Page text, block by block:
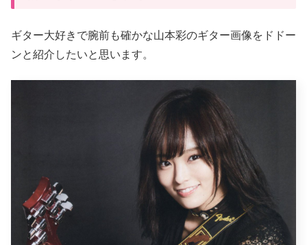
ギター大好きで腕前も確かな山本彩のギター画像をドドー
ンと紹介したいと思います。